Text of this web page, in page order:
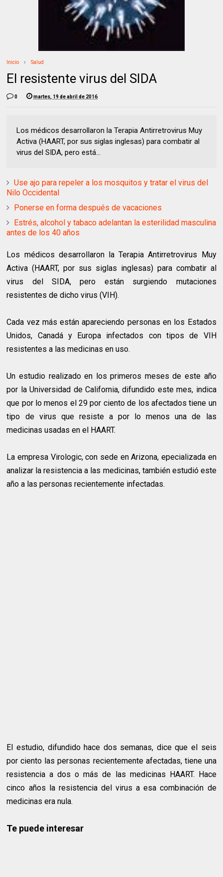
Inicio Salud
El resistente virus del SIDA
0 martes, 19 de abril de 2016
Los médicos desarrollaron la Terapia Antirretrovirus Muy
Activa (HAART, por sus siglas inglesas) para combatir al
virus del SIDA, pero está...
Use ajo para repeler a los mosquitos y tratar el virus del
Nilo Occidental
Ponerse en forma después de vacaciones
Estrés, alcohol y tabaco adelantan la esterilidad masculina
antes de los 40 años
Los médicos desarrollaron la Terapia Antirretrovirus Muy
Activa (HAART, por sus siglas inglesas) para combatir al
virus del SIDA, pero están surgiendo mutaciones
resistentes de dicho virus (VIH).
Cada vez más están apareciendo personas en los Estados
Unidos, Canadá y Europa infectados con tipos de VIH
resistentes a las medicinas en uso.
Un estudio realizado en los primeros meses de este año
por la Universidad de California, difundido este mes, indica
que por lo menos el 29 por ciento de los afectados tiene un
tipo de virus que resiste a por lo menos una de las
medicinas usadas en el HAART.
La empresa Virologic, con sede en Arizona, epecializada en
analizar la resistencia a las medicinas, también estudió este
año a las personas recientemente infectadas.
El estudio, difundido hace dos semanas, dice que el seis
por ciento las personas recientemente afectadas, tiene una
resistencia a dos o más de las medicinas HAART. Hace
cinco años la resistencia del virus a esa combinación de
medicinas era nula.
Te puede interesar